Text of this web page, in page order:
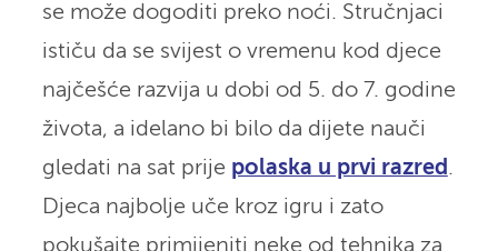
se može dogoditi preko noći. Stručnjaci
ističu da se svijest o vremenu kod djece
najčešće razvija u dobi od 5. do 7. godine
života, a idelano bi bilo da dijete nauči
gledati na sat prije polaska u prvi razred .
Djeca najbolje uče kroz igru i zato
pokušajte primijeniti neke od tehnika za